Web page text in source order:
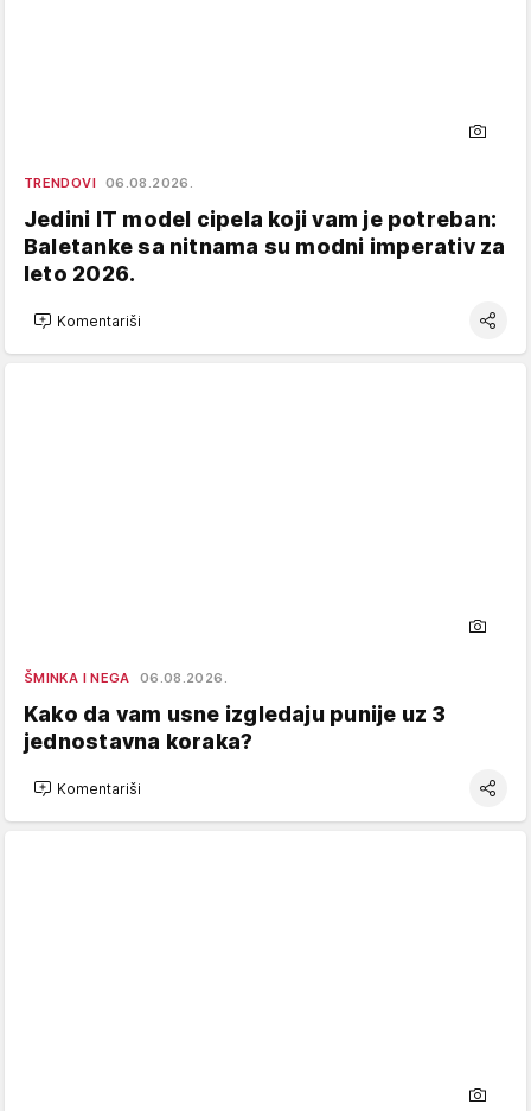
TRENDOVI 06.08.2026.
Jedini IT model cipela koji vam je potreban:
Baletanke sa nitnama su modni imperativ za
leto 2026.
Komentariši
ŠMINKA I NEGA 06.08.2026.
Kako da vam usne izgledaju punije uz 3
jednostavna koraka?
Komentariši